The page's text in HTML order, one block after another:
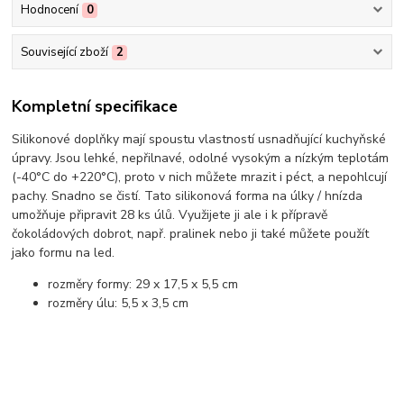
Hodnocení 0
Související zboží 2
Kompletní specifikace
Silikonové doplňky mají spoustu vlastností usnadňující kuchyňské
úpravy. Jsou lehké, nepřilnavé, odolné vysokým a nízkým teplotám
(-40°C do +220°C), proto v nich můžete mrazit i péct, a nepohlcují
pachy. Snadno se čistí. Tato silikonová forma na úlky / hnízda
umožňuje připravit 28 ks úlů. Využijete ji ale i k přípravě
čokoládových dobrot, např. pralinek nebo ji také můžete použít
jako formu na led.
rozměry formy: 29 x 17,5 x 5,5 cm
rozměry úlu: 5,5 x 3,5 cm